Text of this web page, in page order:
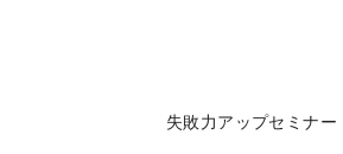
失敗力アップセミナー